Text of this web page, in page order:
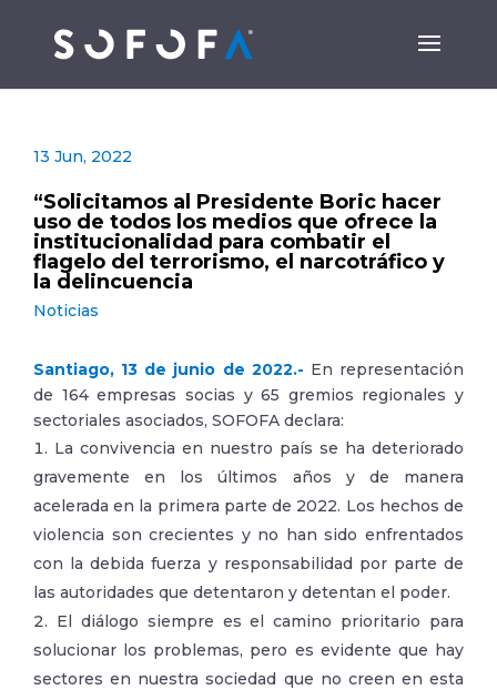
13 Jun, 2022
“Solicitamos al Presidente Boric hacer
uso de todos los medios que ofrece la
institucionalidad para combatir el
flagelo del terrorismo, el narcotráfico y
la delincuencia
Noticias
Santiago, 13 de junio de 2022.- En representación
de 164 empresas socias y 65 gremios regionales y
sectoriales asociados, SOFOFA declara:
La convivencia en nuestro país se ha deteriorado
gravemente en los últimos años y de manera
acelerada en la primera parte de 2022. Los hechos de
violencia son crecientes y no han sido enfrentados
con la debida fuerza y responsabilidad por parte de
las autoridades que detentaron y detentan el poder.
El diálogo siempre es el camino prioritario para
solucionar los problemas, pero es evidente que hay
sectores en nuestra sociedad que no creen en esta